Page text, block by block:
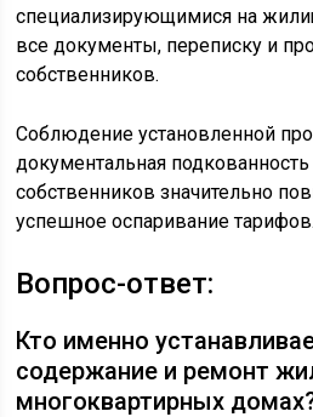
специализирующимися на
все документы, переписку и
собственников.
Соблюдение установленной
документальная
собственников значительно
успешное оспаривание тарифов.
Вопрос-ответ:
Кто именно
содержание и ремонт
многоквартирных